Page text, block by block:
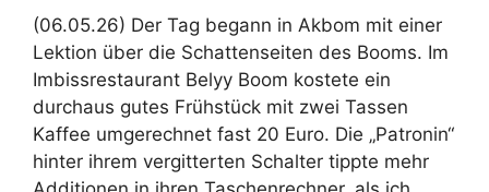
(06.05.26) Der Tag begann in Akbom mit einer
Lektion über die Schattenseiten des Booms. Im
Imbissrestaurant Belyy Boom kostete ein
durchaus gutes Frühstück mit zwei Tassen
Kaffee umgerechnet fast 20 Euro. Die „Patronin“
hinter ihrem vergitterten Schalter tippte mehr